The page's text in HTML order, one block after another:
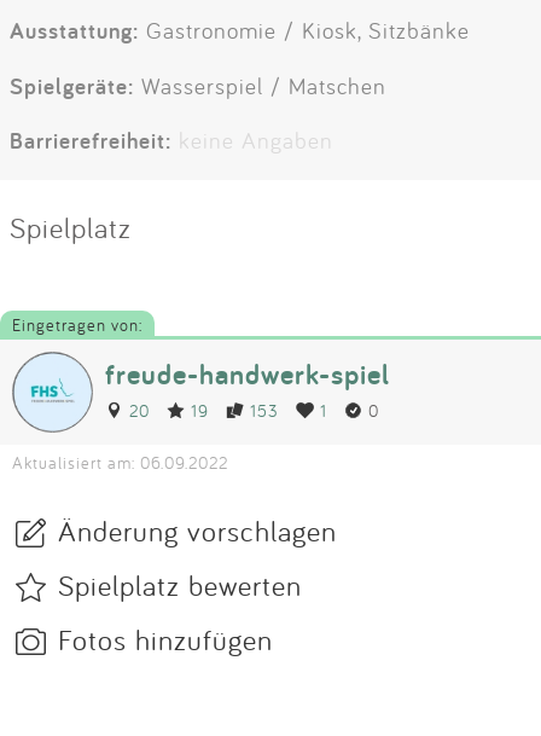
Ausstattung: Gastronomie / Kiosk, Sitzbänke
Spielgeräte: Wasserspiel / Matschen
Barrierefreiheit: keine Angaben
Spielplatz
Eingetragen von:
freude-handwerk-spiel
20 19 153 1 0
Aktualisiert am: 06.09.2022
Änderung vorschlagen
Spielplatz bewerten
Fotos hinzufügen